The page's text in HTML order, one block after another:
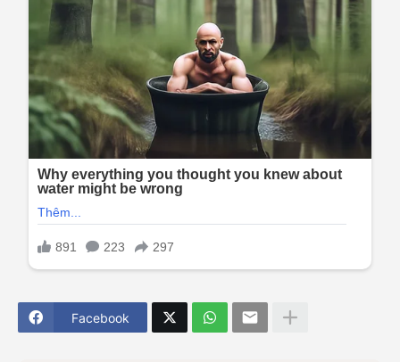
Facebook